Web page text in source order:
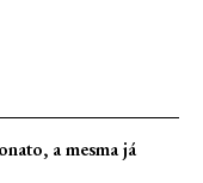
a mesma já